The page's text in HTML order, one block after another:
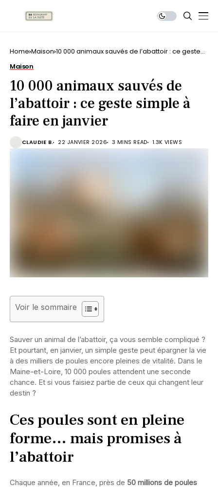
Home Maison 10 000 animaux sauvés de l’abattoir : ce geste
Maison
10 000 animaux sauvés de
l’abattoir : ce geste simple à
faire en janvier
CLAUDIE B. 22 JANVIER 2026 3 MINS READ 1.3K VIEWS
Voir le sommaire
Sauver un animal de l’abattoir, ça vous semble compliqué ?
Et pourtant, en janvier, un simple geste peut épargner la vie
à des milliers de poules encore pleines de vitalité. Dans le
Maine-et-Loire, 10 000 poules attendent une seconde
chance. Et si vous faisiez partie de ceux qui changent leur
destin ?
Ces poules sont en pleine
forme… mais promises à
l’abattoir
Chaque année, en France, près de 50 millions de poules